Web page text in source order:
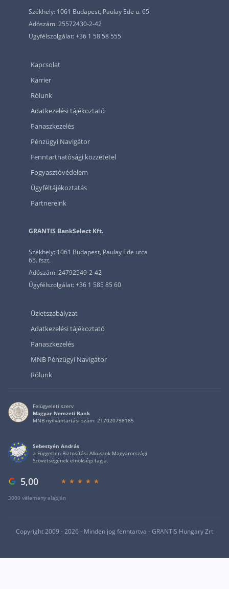
Székhely: 1061 Budapest, Paulay Ede u. 65
Adószám: 25572430-2-42
Ügyfélszolgálat: +36 1 58 58 555
Kapcsolat
Karrier
Rólunk
Adatkezelési tájékoztató
Panaszkezelés
Pénzügyi Navigátor
Fenntarthatósági közzététel
Fogyasztóvédelem
Ügyféltájékoztatás
Partnereink
GRANTIS BankSelect Kft.
Székhely: 1061 Budapest, Paulay Ede utca
65. fszt.
Adószám: 24792549-2-42
Ügyfélszolgálat: +36 1 585 85 60
Üzletszabályzat
Adatkezelési tájékoztató
Panaszkezelés
MNB Pénzügyi Navigátor
Rólunk
Felügyeleti szerv
Magyar Nemzeti Bank
MNB nyilvántartási szám: 217020798185
Sebestyén András
a Független Biztosítási Alkuszok Magyarországi
Szövetségének elnökségi tagja.
5,00
3000 vélemény alapján
Copyright 2009 - 2026 - Minden jog fenntartva - GRANTIS Hungary Zrt